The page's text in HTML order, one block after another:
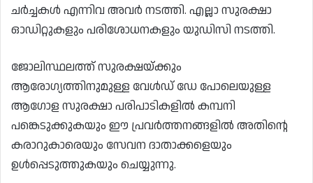
ചർച്ചകൾ എന്നിവ അവർ നടത്തി. എല്ലാ സുരക്ഷാ
ഓഡിറ്റുകളും പരിശോധനകളും യുഡിസി നടത്തി.
ജോലിസ്ഥലത്ത് സുരക്ഷയ്ക്കും
ആരോഗ്യത്തിനുമുള്ള വേൾഡ് ഡേ പോലെയുള്ള
ആഗോള സുരക്ഷാ പരിപാടികളിൽ കമ്പനി
പങ്കെടുക്കുകയും ഈ പ്രവർത്തനങ്ങളിൽ അതിൻ്റെ
കരാറുകാരെയും സേവന ദാതാക്കളെയും
ഉൾപ്പെടുത്തുകയും ചെയ്യുന്നു.